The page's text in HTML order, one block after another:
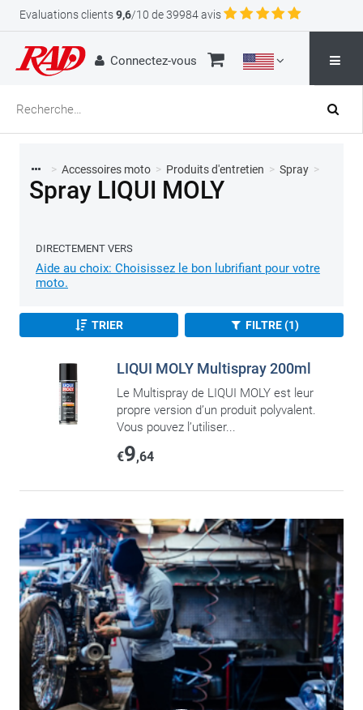
Evaluations clients9,6/10 de 39984 avis
Connectez-vous
> Accessoires moto > Produits d'entretien > Spray >
Spray LIQUI MOLY
DIRECTEMENT VERS
Aide au choix: Choisissez le bon lubrifiant pour votre
moto.
TRIER FILTRE (1)
LIQUI MOLY Multispray 200ml
Le Multispray de LIQUI MOLY est leur
propre version d’un produit polyvalent.
Vous pouvez l’utiliser...
€9,64